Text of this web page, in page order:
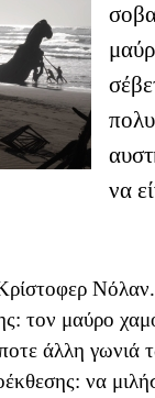
να
τον μαύρο
άλλη γωνιά
να